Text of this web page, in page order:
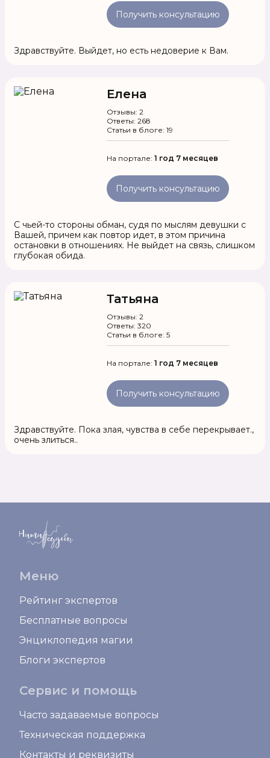
Получить консультацию
Здравствуйте. Выйдет, но есть недоверие к Вам.
Елена
Отзывы: 2
Ответы: 268
Статьи в блоге: 19
На портале: 1 год 7 месяцев
Получить консультацию
С чьей-то стороны обман, судя по мыслям девушки с
Вашей, причем как повтор идет, в этом причина
остановки в отношениях. Не выйдет на связь, слишком
глубокая обида.
Татьяна
Отзывы: 2
Ответы: 320
Статьи в блоге: 5
На портале: 1 год 7 месяцев
Получить консультацию
Здравствуйте. Пока злая, чувства в себе перекрывает.,
очень злиться..
Меню
Рейтинг экспертов
Бесплатные вопросы
Энциклопедия магии
Блоги экспертов
Сервис и помощь
Часто задаваемые вопросы
Техническая поддержка
Контакты и реквизиты